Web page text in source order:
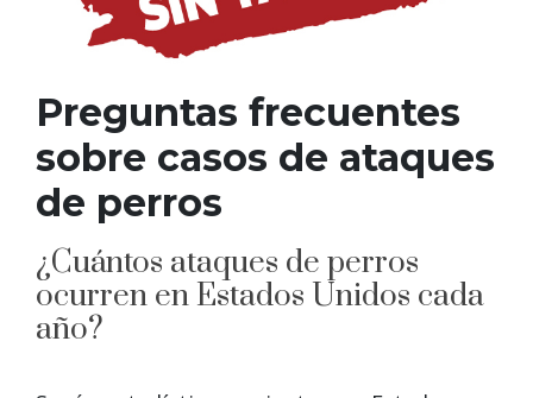
Preguntas frecuentes
sobre casos de ataques
de perros
¿Cuántos ataques de perros
ocurren en Estados Unidos cada
año?